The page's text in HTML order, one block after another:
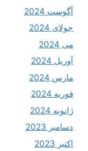
آگوست 2024
جولای 2024
می 2024
آوریل 2024
مارس 2024
فوریه 2024
ژانویه 2024
دسامبر 2023
اکتبر 2023